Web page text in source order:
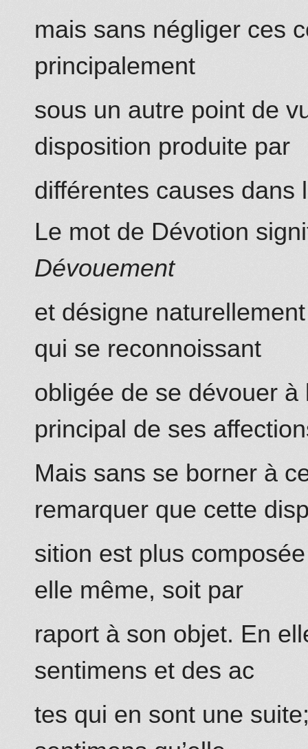
mais sans négliger ces
principalement
sous un autre point de
disposition produite par
différentes causes dans
Le mot de Dévotion
Dévouement
et désigne
qui se reconnoissant
obligée de se dévouer à
principal de ses
Mais sans se borner à
remarquer que cette
sition est plus
elle même, soit par
raport à son objet. En
sentimens et des ac
tes qui en sont une